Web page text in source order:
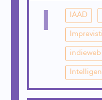
I IAAD
Imprevisti
indieweb